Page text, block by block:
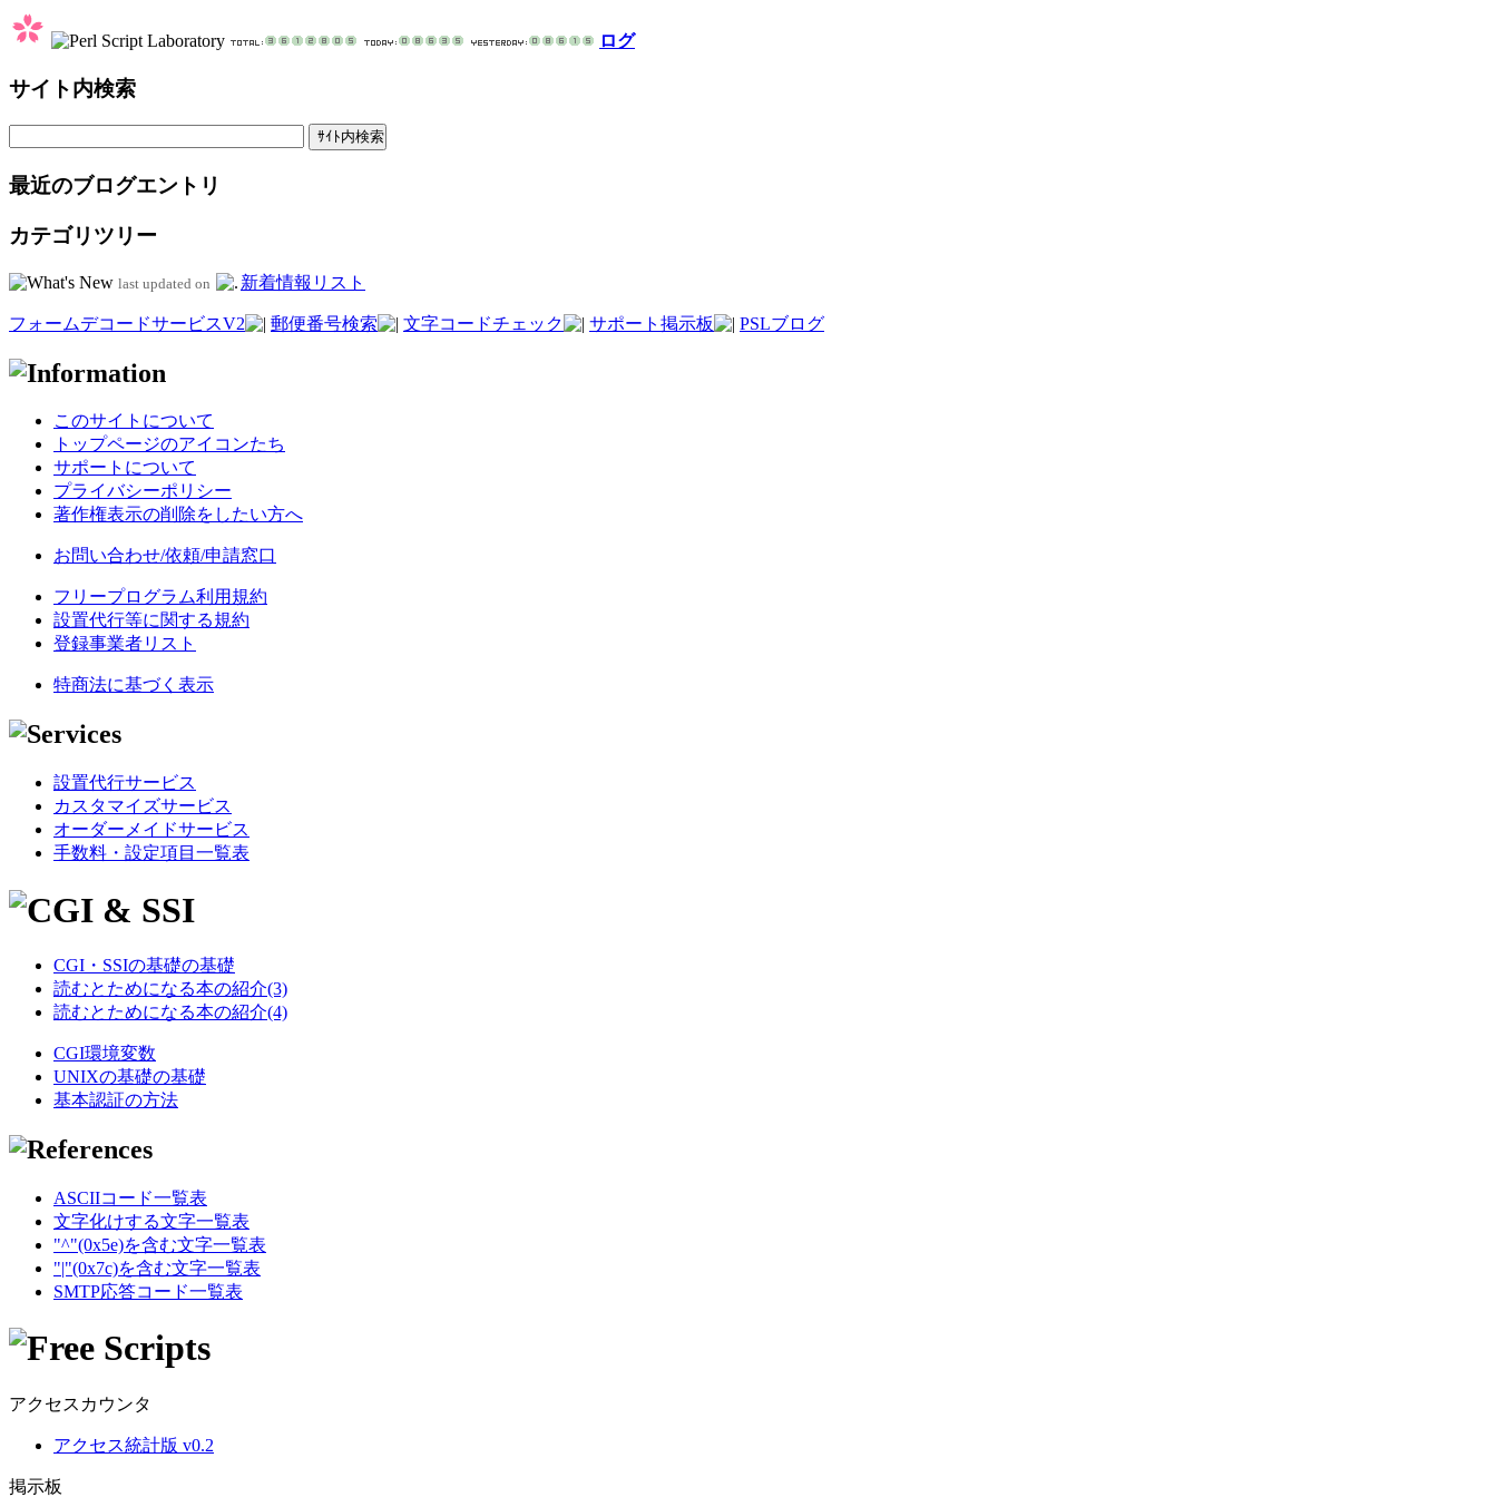
ログ
サイト内検索
最近のブログエントリ
カテゴリツリー
last updated on 新着情報リスト
フォームデコードサービスV2 郵便番号検索 文字コードチェック サポート掲示板 PSLブログ
このサイトについて
トップページのアイコンたち
サポートについて
プライバシーポリシー
著作権表示の削除をしたい方へ
お問い合わせ/依頼/申請窓口
フリープログラム利用規約
設置代行等に関する規約
登録事業者リスト
特商法に基づく表示
設置代行サービス
カスタマイズサービス
オーダーメイドサービス
手数料・設定項目一覧表
CGI・SSIの基礎の基礎
読むとためになる本の紹介(3)
読むとためになる本の紹介(4)
CGI環境変数
UNIXの基礎の基礎
基本認証の方法
ASCIIコード一覧表
文字化けする文字一覧表
"^"(0x5e)を含む文字一覧表
"|"(0x7c)を含む文字一覧表
SMTP応答コード一覧表
アクセスカウンタ
アクセス統計版 v0.2
掲示板